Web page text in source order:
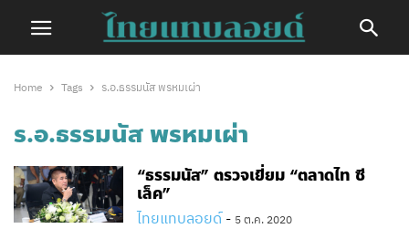
Home Tags ร.อ.ธรรมนัส พรหมเผ่า
ร.อ.ธรรมนัส พรหมเผ่า
“ธรรมนัส” ตรวจเยี่ยม “ตลาดไท ซี
เล็ค”
ไทยแทบลอยด์ - 5 ต.ค. 2020